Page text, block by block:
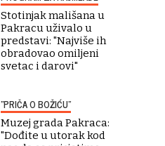
Stotinjak mališana u
Pakracu uživalo u
predstavi: "Najviše ih
obradovao omiljeni
svetac i darovi"
"PRIČA O BOŽIĆU"
Muzej grada Pakraca:
"Dođite u utorak kod